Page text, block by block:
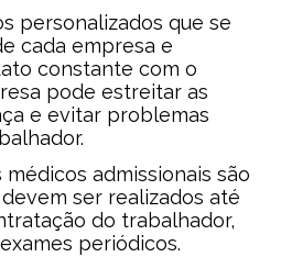
personalizados que se
cada empresa e
constante com o
pode estreitar as
e evitar problemas
médicos admissionais são
ser realizados até
do trabalhador,
periódicos.